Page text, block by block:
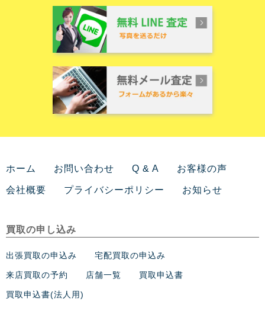
ホーム お問い合わせ Q & A お客様の声
会社概要 プライバシーポリシー お知らせ
買取の申し込み
出張買取の申込み 宅配買取の申込み
来店買取の予約 店舗一覧 買取申込書
買取申込書(法人用)